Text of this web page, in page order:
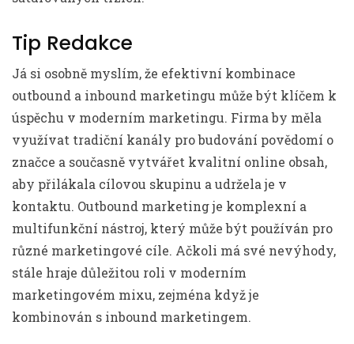
Tip Redakce
Já si osobně myslím, že efektivní kombinace
outbound a inbound marketingu může být klíčem k
úspěchu v moderním marketingu. Firma by měla
využívat tradiční kanály pro budování povědomí o
značce a současně vytvářet kvalitní online obsah,
aby přilákala cílovou skupinu a udržela je v
kontaktu. Outbound marketing je komplexní a
multifunkční nástroj, který může být používán pro
různé marketingové cíle. Ačkoli má své nevýhody,
stále hraje důležitou roli v moderním
marketingovém mixu, zejména když je
kombinován s inbound marketingem.